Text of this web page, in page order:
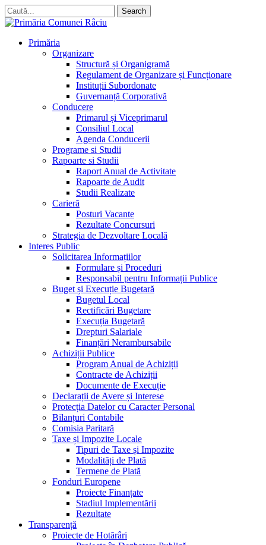
Skip
to
content
Search
Close
search
account
Menu
Primăria
Organizare
Structură și Organigramă
Regulament de Organizare și Funcționare
Instituții Subordonate
Guvernanță Corporativă
Conducere
Primarul și Viceprimarul
Consiliul Local
Agenda Conducerii
Programe si Studii
Rapoarte si Studii
Raport Anual de Activitate
Rapoarte de Audit
Studii Realizate
Carieră
Posturi Vacante
Rezultate Concursuri
Strategia de Dezvoltare Locală
Interes Public
Solicitarea Informațiilor
Formulare și Proceduri
Responsabil pentru Informații Publice
Buget și Execuție Bugetară
Bugetul Local
Rectificări Bugetare
Execuția Bugetară
Drepturi Salariale
Finanțări Nerambursabile
Achiziții Publice
Program Anual de Achiziții
Contracte de Achiziții
Documente de Execuție
Declarații de Avere și Interese
Protecția Datelor cu Caracter Personal
Bilanțuri Contabile
Comisia Paritară
Taxe și Impozite Locale
Tipuri de Taxe și Impozite
Modalități de Plată
Termene de Plată
Fonduri Europene
Proiecte Finanțate
Stadiul Implementării
Rezultate
Transparență
Proiecte de Hotărâri